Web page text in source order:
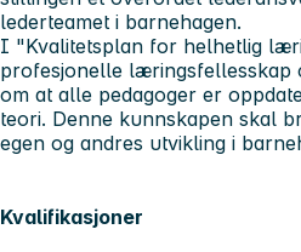
lederteamet i barnehagen.
I "Kvalitetsplan for helhetlig
profesjonelle læringsfellesskap
om at alle pedagoger er
teori. Denne kunnskapen skal
egen og andres utvikling i
Kvalifikasjoner